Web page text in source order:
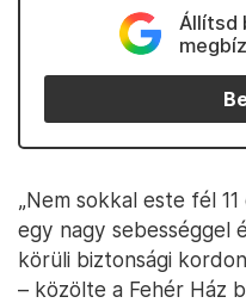
Állítsd
„Nem sokkal este fél
egy nagy sebességgel
körüli biztonsági
– közölte a Fehér Ház